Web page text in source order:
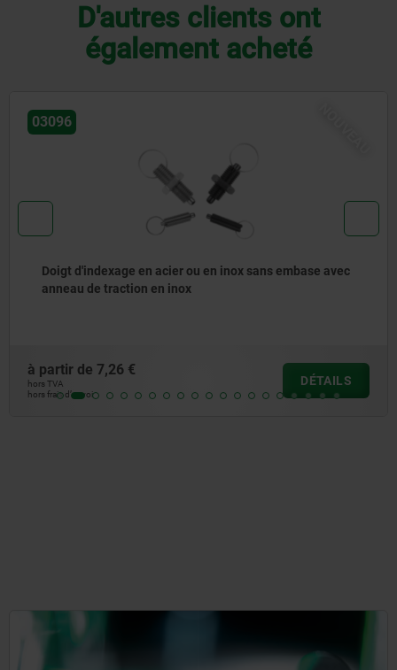
D'autres clients ont
également acheté
03092
Doigt d'indexage en acier ou en inox avec anneau de
traction en inox
à partir de7,50 €
hors TVA
hors frais d’envoi
DÉTAILS